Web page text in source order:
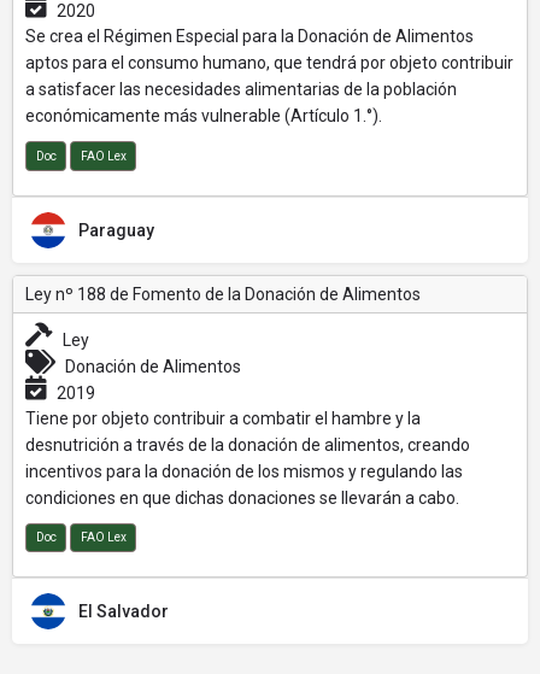
2020
Se crea el Régimen Especial para la Donación de Alimentos
aptos para el consumo humano, que tendrá por objeto contribuir
a satisfacer las necesidades alimentarias de la población
económicamente más vulnerable (Artículo 1.°).
Doc FAO Lex
Paraguay
Ley nº 188 de Fomento de la Donación de Alimentos
Ley
Donación de Alimentos
2019
Tiene por objeto contribuir a combatir el hambre y la
desnutrición a través de la donación de alimentos, creando
incentivos para la donación de los mismos y regulando las
condiciones en que dichas donaciones se llevarán a cabo.
Doc FAO Lex
El Salvador